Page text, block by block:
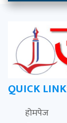
QUICK
होमपेज